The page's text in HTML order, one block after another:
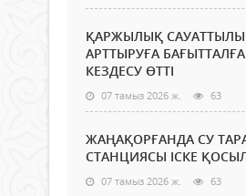
ҚАРЖЫЛЫҚ
АРТТЫРУҒА
КЕЗДЕСУ ӨТТІ
07 тамыз 2026 ж. 63
ЖАҢАҚОРҒАНДА СУ
СТАНЦИЯСЫ ІСКЕ
07 тамыз 2026 ж. 63